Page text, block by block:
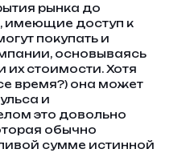
рынка до
имеющие доступ к
покупать и
основываясь
их стоимости. Хотя
время?) она может
и
это довольно
обычно
сумме истинной